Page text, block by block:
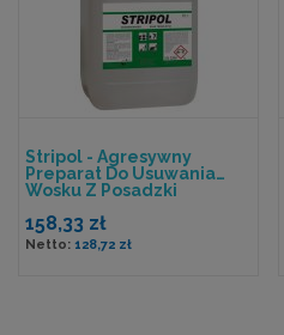
Stripol - Agresywny
Preparat Do Usuwania
Wosku Z Posadzki
158,33 zł
128,72 zł